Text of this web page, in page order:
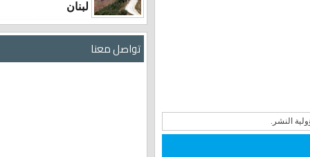
لبنان
تواصل معنا